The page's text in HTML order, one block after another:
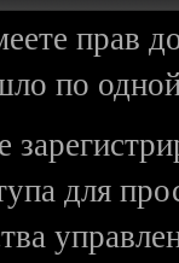
прав
по
для